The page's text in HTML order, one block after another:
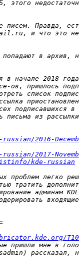
2016-
2017-
kde-russian